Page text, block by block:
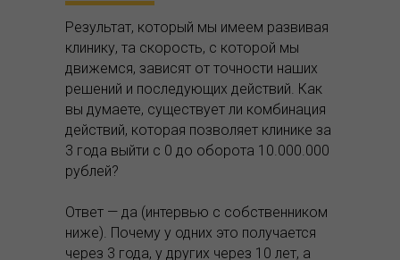
Результат, который мы имеем развивая
клинику, та скорость, с которой мы
движемся, зависят от точности наших
решений и последующих действий. Как
вы думаете, существует ли комбинация
действий, которая позволяет клинике за
3 года выйти с 0 до оборота 10.000.000
рублей?
Ответ — да (интервью с собственником
ниже). Почему у одних это получается
через 3 года, у других через 10 лет, а